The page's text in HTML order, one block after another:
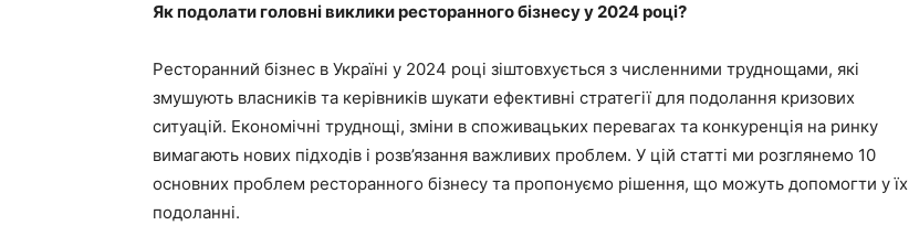
Як подолати головні виклики ресторанного бізнесу у 2024 році?
Ресторанний бізнес в Україні у 2024 році зіштовхується з численними труднощами, які
змушують власників та керівників шукати ефективні стратегії для подолання кризових
ситуацій. Економічні труднощі, зміни в споживацьких перевагах та конкуренція на ринку
вимагають нових підходів і розв’язання важливих проблем. У цій статті ми розглянемо 10
основних проблем ресторанного бізнесу та пропонуємо рішення, що можуть допомогти у їх
подоланні.